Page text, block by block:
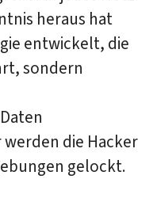
heraus hat
entwickelt, die
sondern
die Hacker
gelockt.